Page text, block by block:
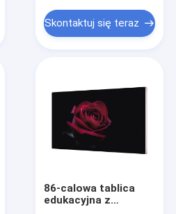
Skontaktuj się teraz
86-calowa tablica
edukacyjna z